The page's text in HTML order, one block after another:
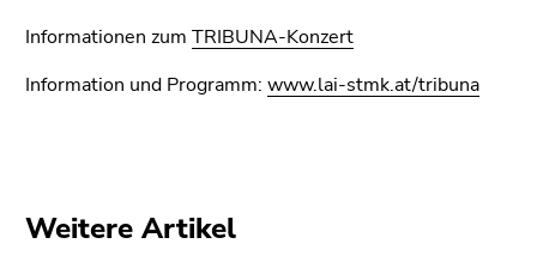
Informationen zum TRIBUNA-Konzert
Information und Programm: www.lai-stmk.at/tribuna
Weitere Artikel